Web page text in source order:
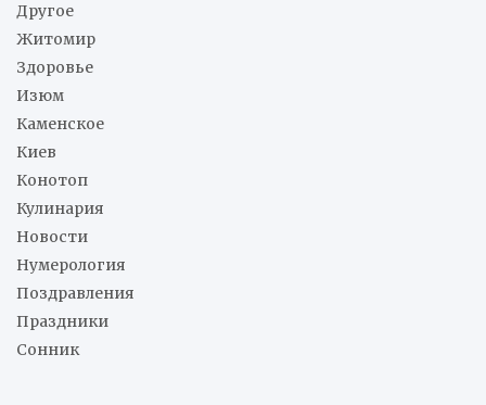
Другое
Житомир
Здоровье
Изюм
Каменское
Киев
Конотоп
Кулинария
Новости
Нумерология
Поздравления
Праздники
Сонник